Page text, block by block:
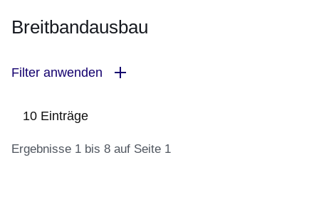
Breitbandausbau
Filter anwenden
10 Einträge
Ergebnisse 1 bis 8 auf Seite 1